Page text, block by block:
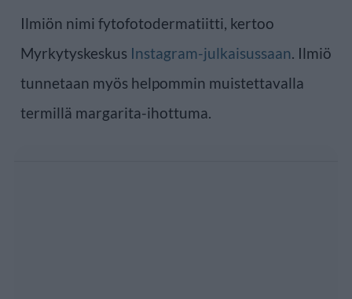
Ilmiön nimi fytofotodermatiitti, kertoo
Myrkytyskeskus Instagram-julkaisussaan. Ilmiö
tunnetaan myös helpommin muistettavalla
termillä margarita-ihottuma.